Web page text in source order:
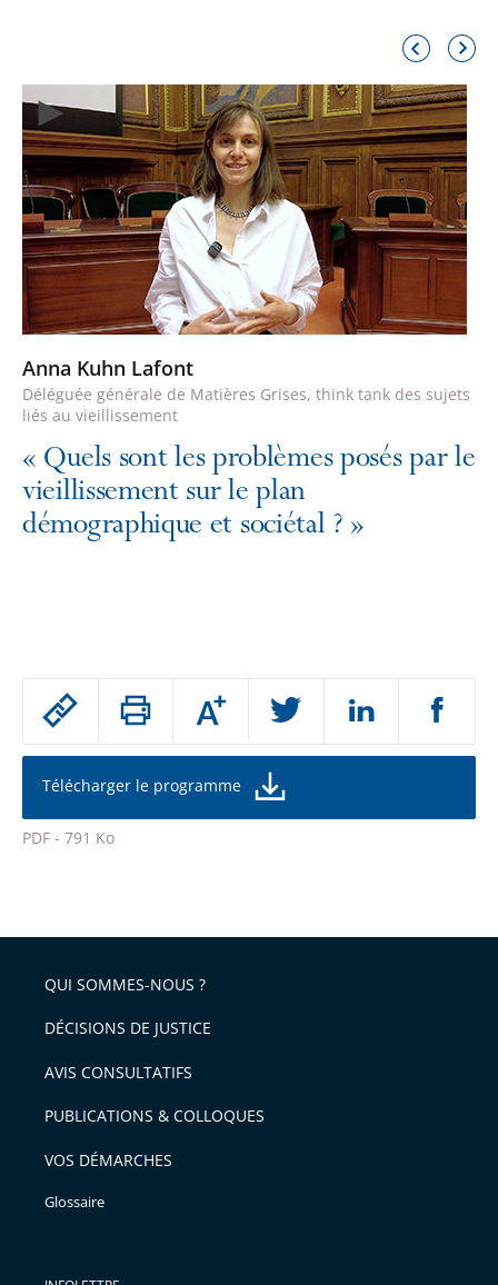
Passer
partage
de
l'article
pour
Augmenter
ou
la
de
police
Télécharger le programme
PDF - 791 Ko
l'article
pour
avant
Élément
précédentsuivant
Anna Kuhn Lafont
Déléguée générale de Matières Grises, think tank des sujets
liés au vieillissement
« Quels sont les problèmes posés par le
vieillissement sur le plan
démographique et sociétal ?»
QUI SOMMES-NOUS ?
DÉCISIONS DE JUSTICE
AVIS CONSULTATIFS
PUBLICATIONS & COLLOQUES
VOS DÉMARCHES
Glossaire